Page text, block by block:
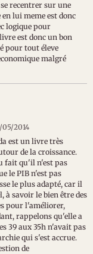
recentrer sur une
lui meme est donc
logique pour
est donc un bon
pour tout éleve
malgré
05/2014
est un livre très
de la croissance.
fait qu'il n'est pas
le PIB n'est pas
le plus adapté, car il
à savoir le bien être des
pour l'améliorer,
rappelons qu'elle a
39 aux 35h n'avait pas
qui s'est accrue.
de